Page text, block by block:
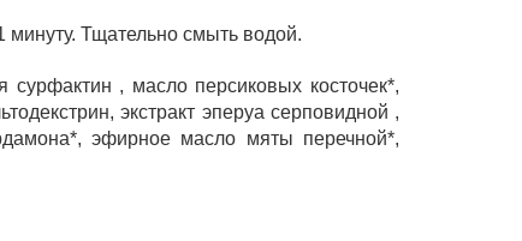
Тщательно смыть водой.
, масло персиковых косточек*,
экстракт эперуа серповидной ,
эфирное масло мяты перечной*,